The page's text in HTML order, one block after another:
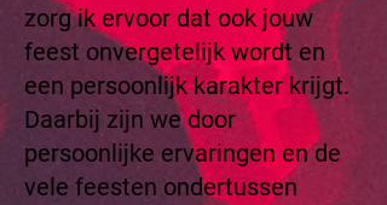
zorg ik ervoor dat ook jouw
feest onvergetelijk wordt en
een persoonlijk karakter krijgt.
Daarbij zijn we door
persoonlijke ervaringen en de
vele feesten ondertussen